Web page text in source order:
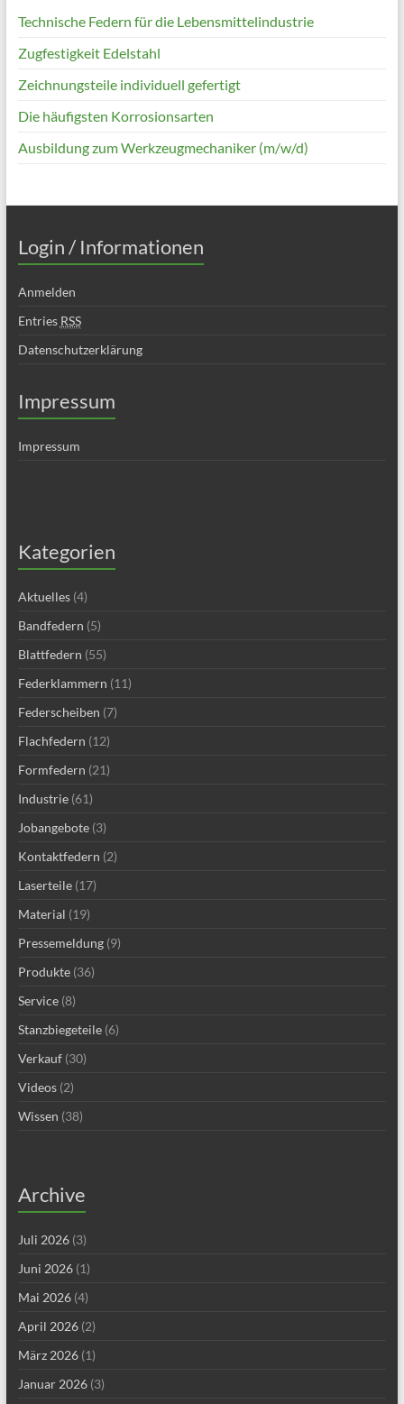
Technische Federn für die Lebensmittelindustrie
Zugfestigkeit Edelstahl
Zeichnungsteile individuell gefertigt
Die häufigsten Korrosionsarten
Ausbildung zum Werkzeugmechaniker (m/w/d)
Login / Informationen
Anmelden
Entries RSS
Datenschutzerklärung
Impressum
Impressum
Kategorien
Aktuelles(4)
Bandfedern (5)
Blattfedern (55)
Federklammern (11)
Federscheiben (7)
Flachfedern (12)
Formfedern (21)
Industrie(61)
Jobangebote(3)
Kontaktfedern (2)
Laserteile(17)
Material (19)
Pressemeldung(9)
Produkte(36)
Service(8)
Stanzbiegeteile(6)
Verkauf(30)
Videos(2)
Wissen (38)
Archive
Juli 2026(3)
Juni 2026(1)
Mai 2026(4)
April 2026(2)
März 2026(1)
Januar 2026(3)